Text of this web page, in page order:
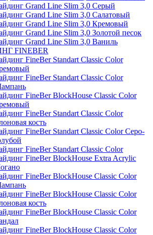
Grand Line Slim 3,0 Серый
Grand Line Slim 3,0 Салатовый
Grand Line Slim 3,0 Кремовый
Grand Line Slim 3,0 Золотой песок
Grand Line Slim 3,0 Ваниль
FINEBER
FineBer Standart Classic Color
FineBer Standart Classic Color
FineBer BlockHouse Classic Color
FineBer Standart Classic Color
кость
FineBer Standart Classic Color Серо-
FineBer Standart Classic Color
FineBer BlockHouse Extra Acrylic
FineBer BlockHouse Classic Color
FineBer BlockHouse Classic Color
кость
FineBer BlockHouse Classic Color
FineBer BlockHouse Classic Color